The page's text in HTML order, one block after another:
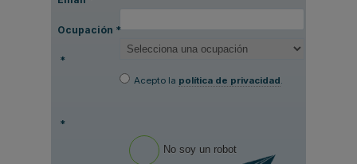
Ocupación *
*
Acepto la política de privacidad
*
No soy un robot